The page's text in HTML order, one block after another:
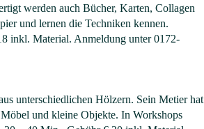
werden auch Bücher, Karten, Collagen
und lernen die Techniken kennen.
inkl. Material. Anmeldung unter 0172-
unterschiedlichen Hölzern. Sein Metier hat
und kleine Objekte. In Workshops